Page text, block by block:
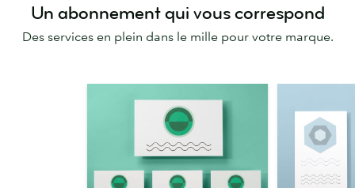
Un abonnement qui vous correspond
Des services en plein dans le mille pour votre marque.